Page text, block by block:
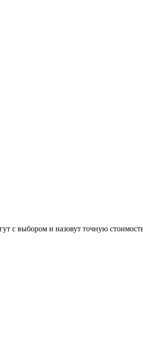
с выбором и назовут точную